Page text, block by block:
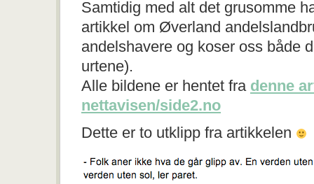
Samtidig med alt det grusomme
artikkel om Øverland
andelshavere og koser oss både
urtene).
Alle bildene er hentet fra denne
nettavisen/side2.no
Dette er to utklipp fra artikkelen